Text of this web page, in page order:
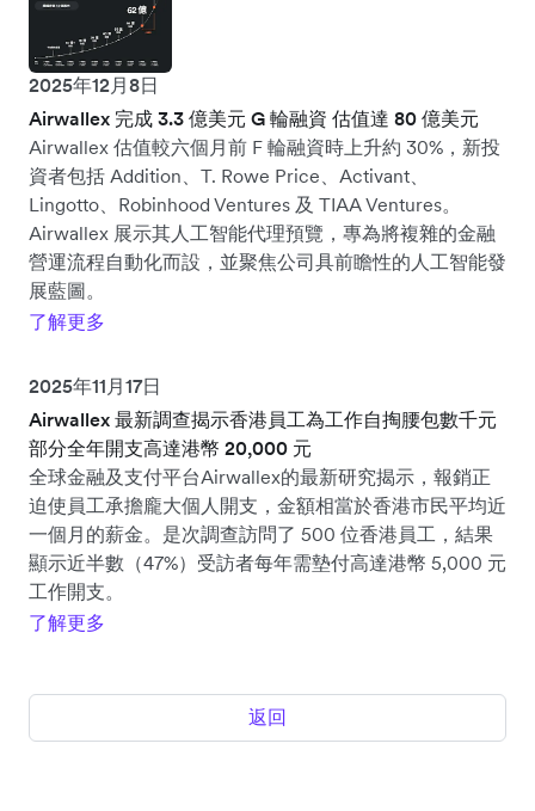
2025年12月8日
Airwallex 完成 3.3 億美元 G 輪融資 估值達 80 億美元
Airwallex 估值較六個月前 F 輪融資時上升約 30%，新投
資者包括 Addition、T. Rowe Price、Activant、
Lingotto、Robinhood Ventures 及 TIAA Ventures。
Airwallex 展示其人工智能代理預覽，專為將複雜的金融
營運流程自動化而設，並聚焦公司具前瞻性的人工智能發
展藍圖。
了解更多
2025年11月17日
Airwallex 最新調查揭示香港員工為工作自掏腰包數千元
部分全年開支高達港幣 20,000 元
全球金融及支付平台Airwallex的最新研究揭示，報銷正
迫使員工承擔龐大個人開支，金額相當於香港市民平均近
一個月的薪金。是次調查訪問了 500 位香港員工，結果
顯示近半數（47%）受訪者每年需墊付高達港幣 5,000 元
工作開支。
了解更多
返回